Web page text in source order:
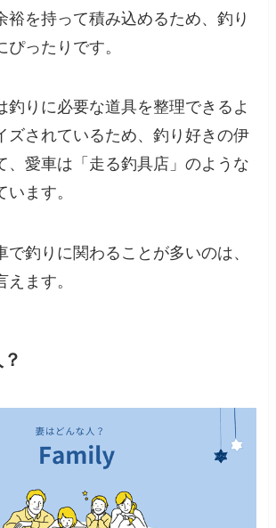
裕を持って積み込めるため、釣り
ったりです。
釣りに必要な道具を整理できるよ
ズされているため、釣り好きの伊
、愛車は「走る釣具店」のような
ます。
で釣りに関わることが多いのは、
ます。